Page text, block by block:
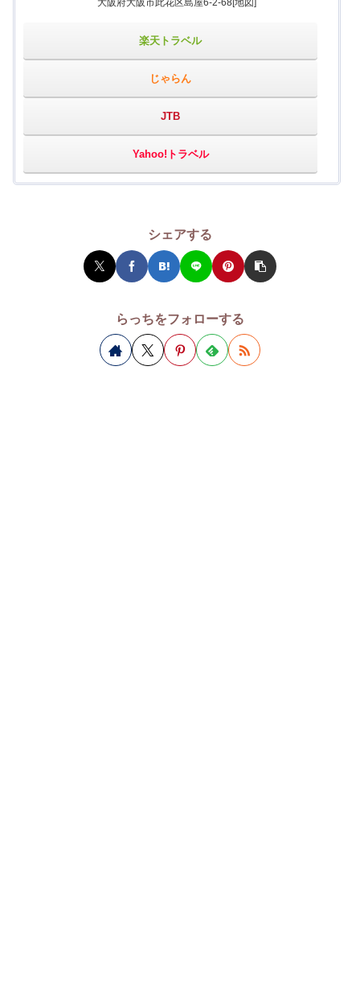
大阪府大阪市此花区島屋6-2-68[地図]
楽天トラベル
じゃらん
JTB
Yahoo!トラベル
シェアする
らっちをフォローする